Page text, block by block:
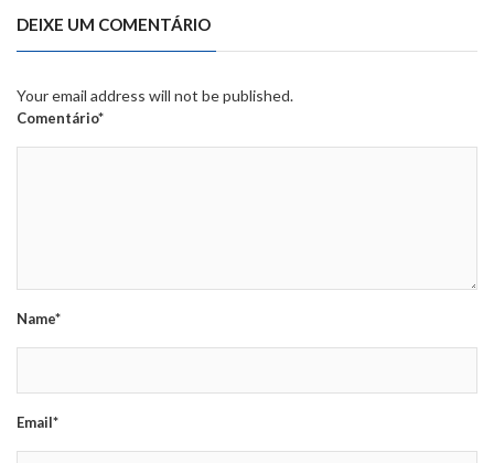
DEIXE UM COMENTÁRIO
Your email address will not be published.
Comentário*
Name*
Email*